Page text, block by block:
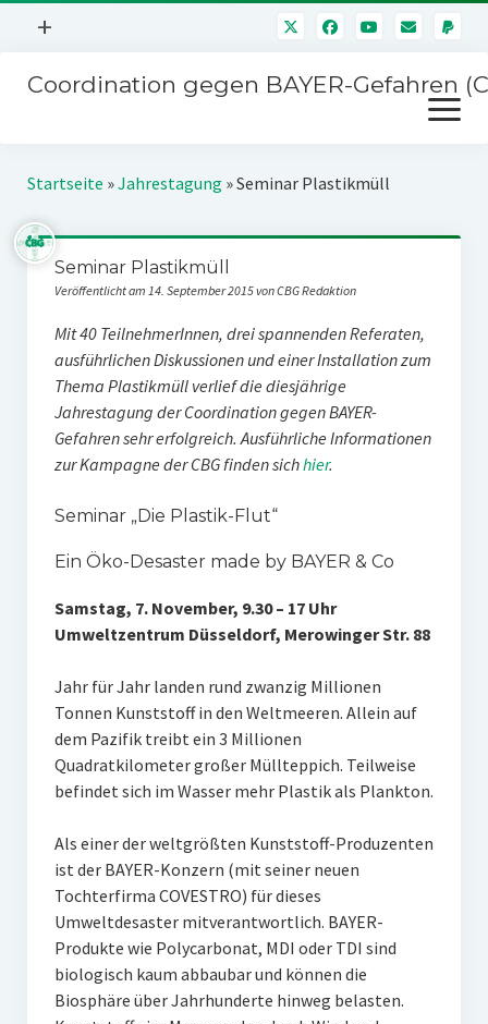
Menü
+
Mitmachen
Kontakt
Impressum
Störfälle
Coordination gegen BAYER-Gefahren
Menü
öffnen
Kampagnen
BAYER-Hauptversammlungen
Stichwort BAYER
SPENDEN
Startseite »Jahrestagung »Seminar Plastikmüll
Seminar Plastikmüll
Veröffentlicht am 14. September 2015 von CBG Redaktion
Mit 40 TeilnehmerInnen, drei spannenden Referaten,
ausführlichen Diskussionen und einer Installation zum
Thema Plastikmüll verlief die diesjährige
Jahrestagung der Coordination gegen BAYER-
Gefahren sehr erfolgreich. Ausführliche Informationen
zur Kampagne der CBG finden sichhier.
Seminar „Die Plastik-Flut“
Ein Öko-Desaster made by BAYER & Co
Samstag, 7. November, 9.30 – 17 Uhr
Umweltzentrum Düsseldorf, Merowinger Str. 88
Jahr für Jahr landen rund zwanzig Millionen
Tonnen Kunststoff in den Weltmeeren. Allein auf
dem Pazifik treibt ein 3 Millionen
Quadratkilometer großer Müllteppich. Teilweise
befindet sich im Wasser mehr Plastik als Plankton.
Als einer der weltgrößten Kunststoff-Produzenten
ist der BAYER-Konzern (mit seiner neuen
Tochterfirma COVESTRO) für dieses
Umweltdesaster mitverantwortlich. BAYER-
Produkte wie Polycarbonat, MDI oder TDI sind
biologisch kaum abbaubar und können die
Biosphäre über Jahrhunderte hinweg belasten.